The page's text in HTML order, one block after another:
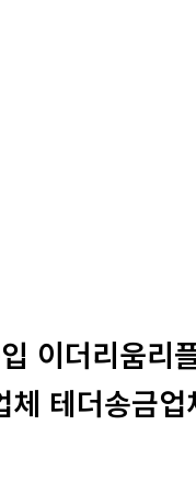
더리움리
체 테더송금